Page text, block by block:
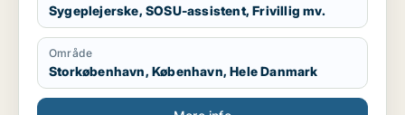
Sygeplejerske, SOSU-assistent, Frivillig mv.
Område
Storkøbenhavn, København, Hele Danmark